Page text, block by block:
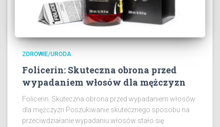
ZDROWIE/URODA
Folicerin: Skuteczna obrona przed
wypadaniem włosów dla mężczyzn
Folicerin: Skuteczna obrona przed wypadaniem włosów
dla mężczyzn Poszukiwanie skutecznego sposobu na
przeciwdziałanie wypadaniu włosów stało się